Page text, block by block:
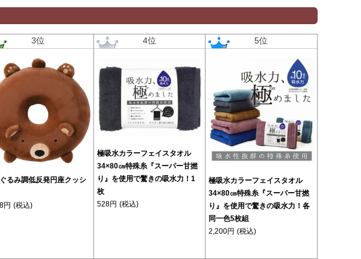
(税込)
3位
るみ調低反発円座クッシ
円 (税込)
4位
極吸水カラーフェイスタオル
34×80㎝特殊糸『スーパー甘撚
り』を使用で驚きの吸水力！1
枚
528円 (税込)
5位
極吸水カラーフェイスタオル
34×80㎝特殊糸『スーパー甘撚
り』を使用で驚きの吸水力！各
同一色5枚組
2,200円 (税込)